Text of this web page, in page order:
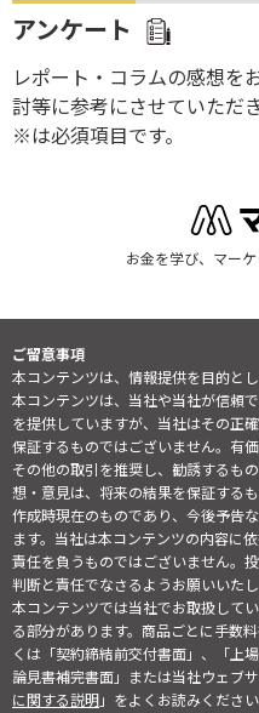
アンケート
レポート・コラムの感想を
討等に参考にさせていただき
※は必須項目です。
お金を学び、マー
ご留意事項
本コンテンツは、情報提供を目的とし
本コンテンツは、当社や当社が信頼
を提供していますが、当社はその正
保証するものではございません。有
その他の取引を推奨し、勧誘するも
想・意見は、将来の結果を保証する
作成時現在のものであり、今後予告
ます。当社は本コンテンツの内容に
責任を負うものではございません。
判断と責任でなさるようお願いいたし
本コンテンツでは当社でお取扱して
る部分があります。商品ごとに手数
くは「契約締結前交付書面」、「上
論見書補完書面」または当社ウェブ
に関する説明」をよくお読みください